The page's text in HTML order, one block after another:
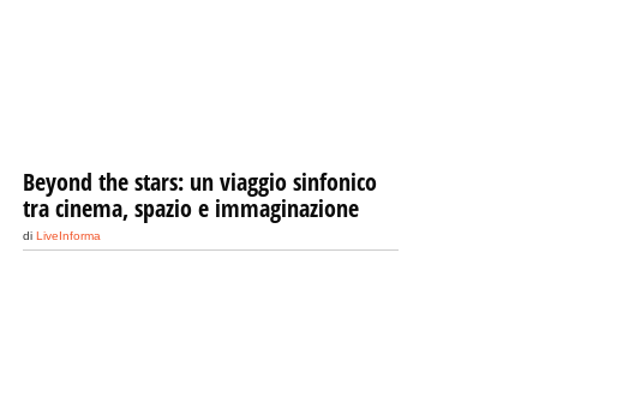
Beyond the stars: un viaggio sinfonico
tra cinema, spazio e immaginazione
di LiveInforma